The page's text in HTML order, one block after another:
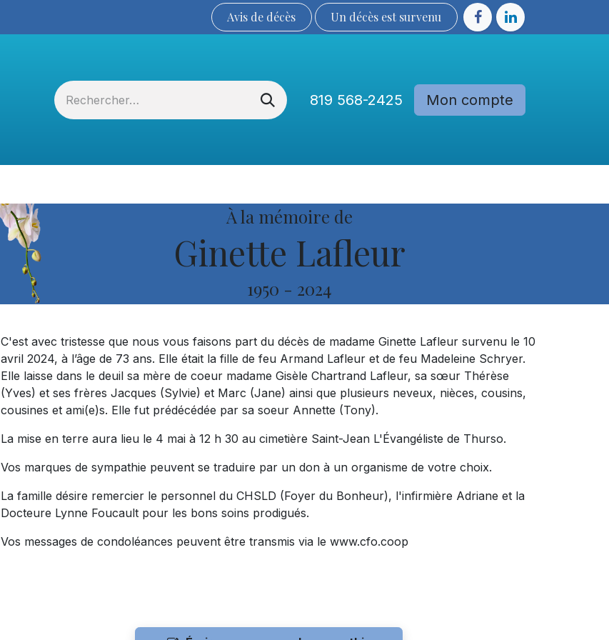
Avis de décès Un décès est sur​​​​​​​​ve​nu​​​​​​​​​​
819 568-2425 Mon compte
À la mémoire de
Ginette Lafleur
1950 - 2024
C'est avec tristesse que nous vous faisons part du décès de madame Ginette Lafleur survenu le 10
avril 2024, à l’âge de 73 ans. Elle était la fille de feu Armand Lafleur et de feu Madeleine Schryer.
Elle laisse dans le deuil sa mère de coeur madame Gisèle Chartrand Lafleur, sa sœur Thérèse
(Yves) et ses frères Jacques (Sylvie) et Marc (Jane) ainsi que plusieurs neveux, nièces, cousins,
cousines et ami(e)s. Elle fut prédécédée par sa soeur Annette (Tony).
La mise en terre aura lieu le 4 mai à 12 h 30 au cimetière Saint-Jean L'Évangéliste de Thurso.
Vos marques de sympathie peuvent se traduire par un don à un organisme de votre choix.
La famille désire remercier le personnel du CHSLD (Foyer du Bonheur), l'infirmière Adriane et la
Docteure Lynne Foucault pour les bons soins prodigués.
Vos messages de condoléances peuvent être transmis via le www.cfo.coop